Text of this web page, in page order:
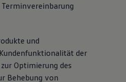
und
der
Optimierung des
Behebung von